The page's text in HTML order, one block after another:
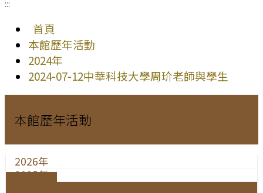
:::
首頁
本館歷年活動
2024年
2024-07-12中華科技大學周玠老師與學生
本館歷年活動
2026年
2025年